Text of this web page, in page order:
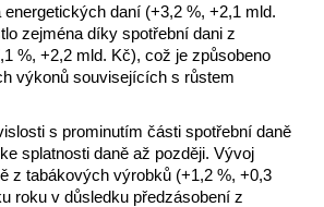
daní (+3,2 %, +2,1 mld.
zejména díky spotřební dani z
%, +2,2 mld. Kč), což je způsobeno
výkonů souvisejících s růstem
s prominutím části spotřební daně
splatnosti daně až později. Vývoj
z tabákových výrobků (+1,2 %, +0,3
roku v důsledku předzásobení z